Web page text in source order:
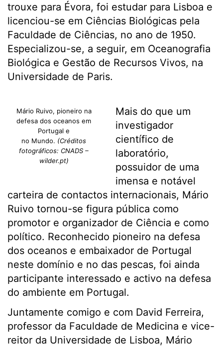
trouxe para Évora, foi estudar para Lisboa e
licenciou-se em Ciências Biológicas pela
Faculdade de Ciências, no ano de 1950.
Especializou-se, a seguir, em Oceanografia
Biológica e Gestão de Recursos Vivos, na
Universidade de Paris.
Mário Ruivo, pioneiro na
defesa dos oceanos em
Portugal e
no Mundo. (Créditos
fotográficos: CNADS –
wilder.pt)
Mais do que um
investigador
científico de
laboratório,
possuidor de uma
imensa e notável
carteira de contactos internacionais, Mário
Ruivo tornou-se figura pública como
promotor e organizador de Ciência e como
político. Reconhecido pioneiro na defesa
dos oceanos e embaixador de Portugal
neste domínio e no das pescas, foi ainda
participante interessado e activo na defesa
do ambiente em Portugal.
Juntamente comigo e com David Ferreira,
professor da Faculdade de Medicina e vice-
reitor da Universidade de Lisboa, Mário